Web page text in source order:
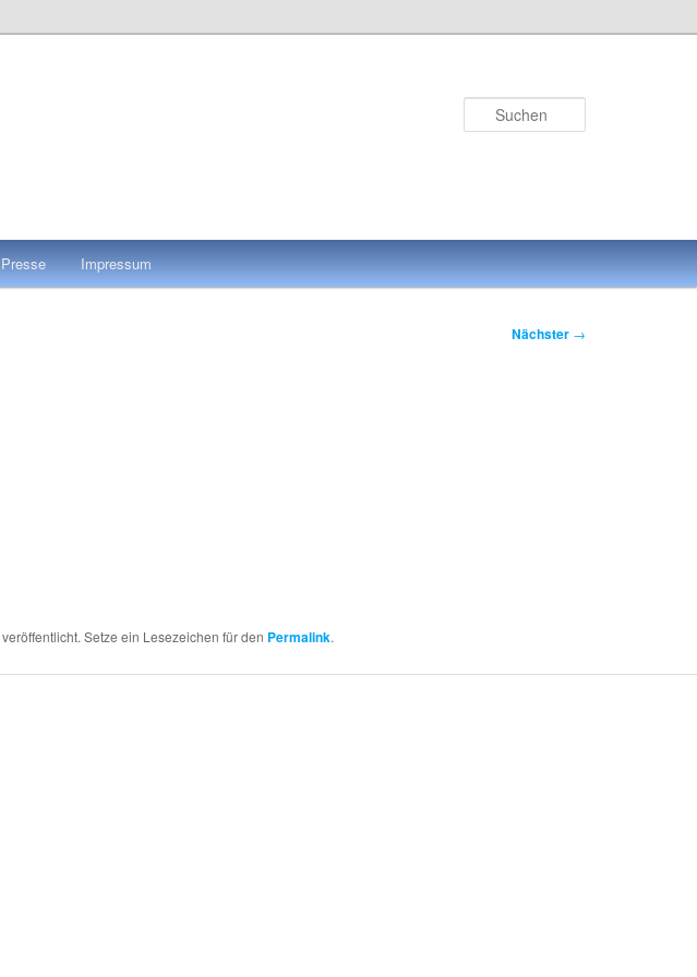
Presse Impressum
Nächster →
veröffentlicht. Setze ein Lesezeichen für den Permalink.